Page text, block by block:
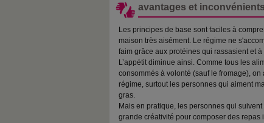
avantages et
Les principes de base sont faciles à
maison très aisément. Le régime ne
faim grâce aux protéines qui rassasient et
L’appétit diminue ainsi. Comme tous les
consommés à volonté (sauf le fromage),
régime, surtout les personnes qui aiment
gras.
Mais en pratique, les personnes qui
grande créativité pour composer des